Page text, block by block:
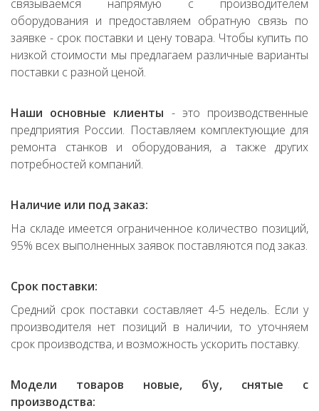
связываемся напрямую с производителем
оборудования и предоставляем обратную связь по
заявке - срок поставки и цену товара. Чтобы купить по
низкой стоимости мы предлагаем различные варианты
поставки с разной ценой.
Наши основные клиенты - это производственные
предприятия России. Поставляем комплектующие для
ремонта станков и оборудования, а также других
потребностей компаний.
Наличие или под заказ:
На складе имеется ограниченное количество позиций,
95% всех выполненных заявок поставляются под заказ.
Срок поставки:
Средний срок поставки составляет 4-5 недель. Если у
производителя нет позиций в наличии, то уточняем
срок производства, и возможность ускорить поставку.
Модели товаров новые, б\у, снятые с
производства: